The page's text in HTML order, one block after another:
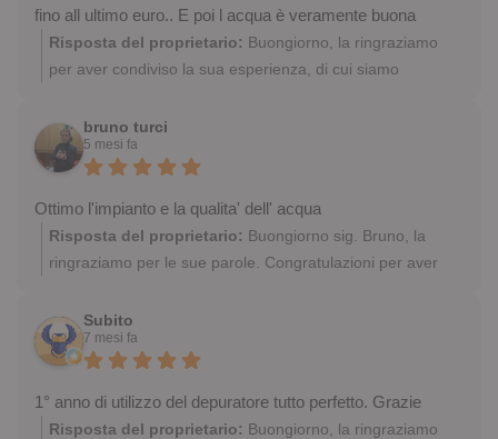
fino all ultimo euro.. E poi l acqua è veramente buona
Risposta del proprietario: Buongiorno, la ringraziamo
per aver condiviso la sua esperienza, di cui siamo
qualità dal rubinetto di casa, eliminando le bottiglie di
plastica! Sempre a sua disposizione
bruno turci
5 mesi fa
Ottimo l'impianto e la qualita' dell' acqua
Risposta del proprietario: Buongiorno sig. Bruno, la
ringraziamo per le sue parole. Congratulazioni per aver
sostenere l'ambiente! Ci auguriamo di risentirla, sempre a
sua disposizione
Subito
7 mesi fa
1° anno di utilizzo del depuratore tutto perfetto. Grazie
Risposta del proprietario: Buongiorno, la ringraziamo